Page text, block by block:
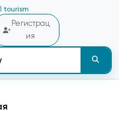
tourism
Регистрац
ия